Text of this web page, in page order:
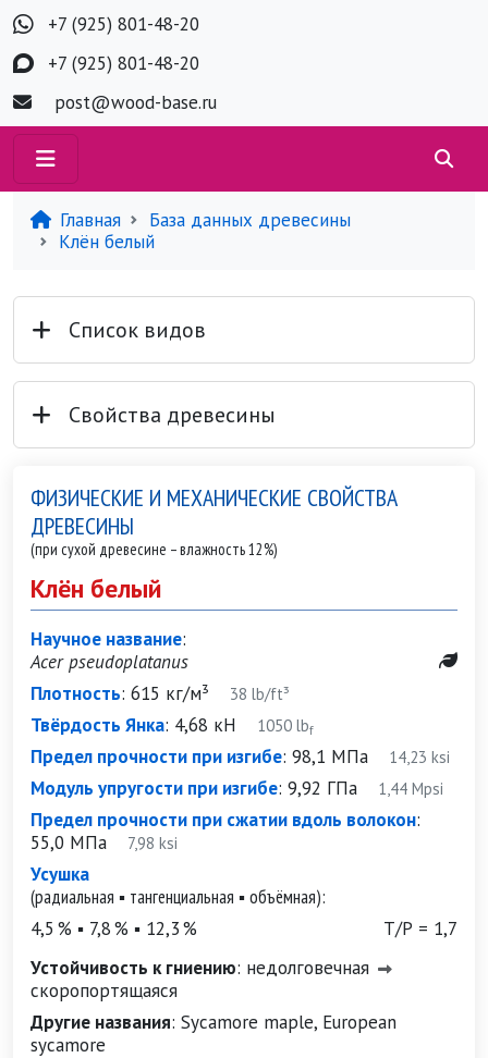
+7 (925) 801-48-20
+7 (925) 801-48-20
post@wood-base.ru
Главная
База данных древесины
Клён белый
Список видов
Свойства древесины
ФИЗИЧЕСКИЕ И МЕХАНИЧЕСКИЕ СВОЙСТВА
ДРЕВЕСИНЫ
(при сухой древесине – влажность 12%)
Клён белый
Научное название:
Acer pseudoplatanus
Плотность: 615 кг/м³ 38 lb/ft³
Твёрдость Янка: 4,68 кН 1050 lbf
Предел прочности при изгибе: 98,1 МПа 14,23 ksi
Модуль упругости при изгибе: 9,92 ГПа 1,44 Mpsi
Предел прочности при сжатии вдоль волокон:
55,0 МПа 7,98 ksi
Усушка
(радиальная ▪ тангенциальная ▪ объёмная):
4,5 % ▪ 7,8 % ▪ 12,3 %
Т/Р = 1,7
Устойчивость к гниению: недолговечная
скоропортящаяся
Другие названия: Sycamore maple, European
sycamore